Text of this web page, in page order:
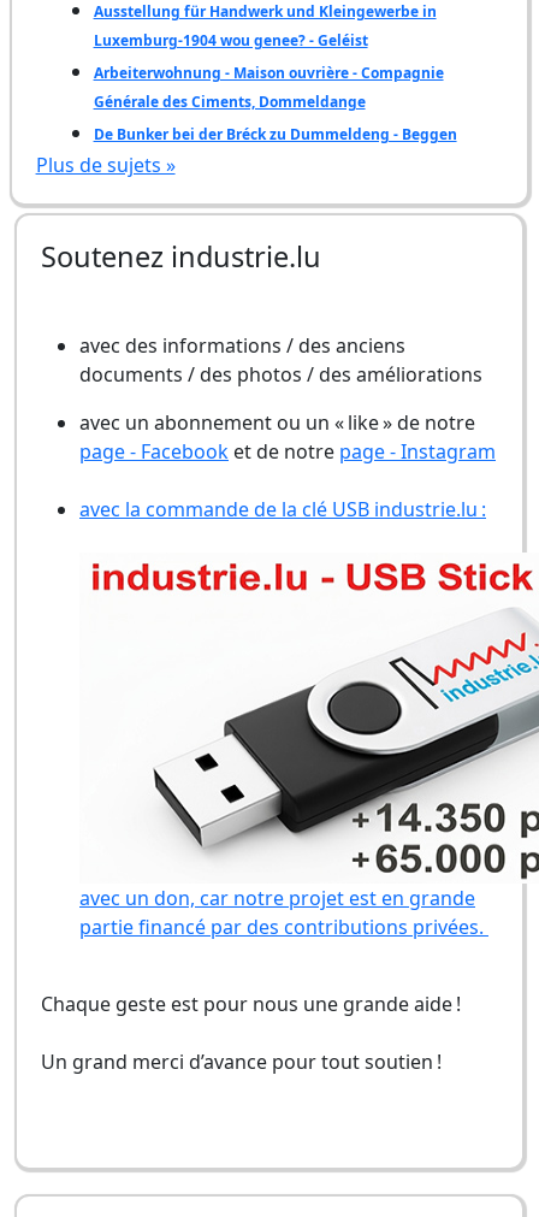
Ausstellung für Handwerk und Kleingewerbe in
Luxemburg-1904 wou genee? - Geléist
Arbeiterwohnung - Maison ouvrière - Compagnie
Générale des Ciments, Dommeldange
De Bunker bei der Bréck zu Dummeldeng - Beggen
Plus de sujets »
Soutenez industrie.lu
avec des informations / des anciens
documents / des photos / des améliorations
avec un abonnement ou un « like » de notre
page - Facebook et de notre page - Instagram
avec la commande de la clé USB industrie.lu :
avec un don, car notre projet est en grande
partie financé par des contributions privées.
Chaque geste est pour nous une grande aide !
Un grand merci d’avance pour tout soutien !